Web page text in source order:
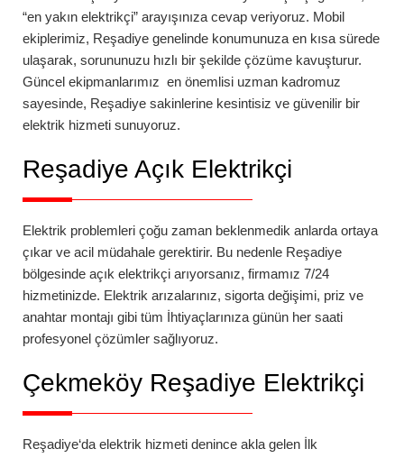
“en yakın elektrikçi” arayışınıza cevap veriyoruz. Mobil
ekiplerimiz, Reşadiye genelinde konumunuza en kısa sürede
ulaşarak, sorununuzu hızlı bir şekilde çözüme kavuşturur.
Güncel ekipmanlarımız en önemlisi uzman kadromuz
sayesinde, Reşadiye sakinlerine kesintisiz ve güvenilir bir
elektrik hizmeti sunuyoruz.
Reşadiye Açık Elektrikçi
Elektrik problemleri çoğu zaman beklenmedik anlarda ortaya
çıkar ve acil müdahale gerektirir. Bu nedenle Reşadiye
bölgesinde açık elektrikçi arıyorsanız, firmamız 7/24
hizmetinizde. Elektrik arızalarınız, sigorta değişimi, priz ve
anahtar montajı gibi tüm İhtiyaçlarınıza günün her saati
profesyonel çözümler sağlıyoruz.
Çekmeköy Reşadiye Elektrikçi
Reşadiye‘da elektrik hizmeti denince akla gelen İlk